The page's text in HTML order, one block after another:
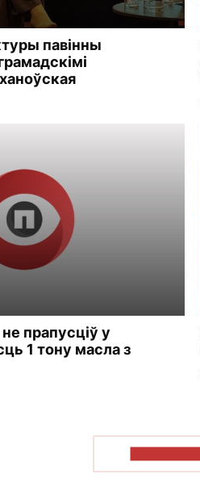
павінны
прапусціў у
1 тону масла з